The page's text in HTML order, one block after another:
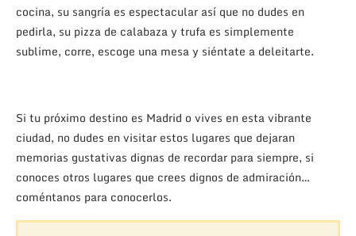
cocina, su sangría es espectacular así que no dudes en
pedirla, su pizza de calabaza y trufa es simplemente
sublime, corre, escoge una mesa y siéntate a deleitarte.
Si tu próximo destino es Madrid o vives en esta vibrante
ciudad, no dudes en visitar estos lugares que dejaran
memorias gustativas dignas de recordar para siempre, si
conoces otros lugares que crees dignos de admiración…
coméntanos para conocerlos.